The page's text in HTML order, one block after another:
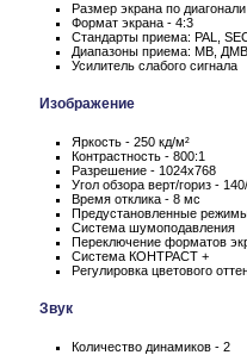
Размер экрана по
Формат экрана - 4:3
Стандарты приема: PAL,
Диапазоны приема: МВ,
Усилитель слабого сигнала
Изображение
Яркость - 250 кд/м²
Контрастность - 800:1
Разрешение - 1024x768
Угол обзора верт/гориз -
Время отклика - 8 мс
Предустановленные
Система шумоподавления
Переключение форматов
Система КОНТРАСТ +
Регулировка цветового
Звук
Количество динамиков - 2